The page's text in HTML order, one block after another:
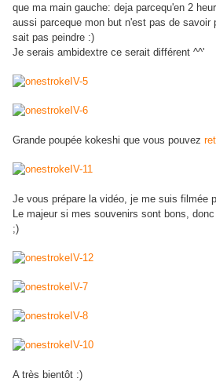
que ma main gauche: deja parcequ'en 2
aussi parceque mon but n'est pas de savoir
sait pas peindre :)
Je serais ambidextre ce serait différent ^^'
Grande poupée kokeshi que vous pouvez
Je vous prépare la vidéo, je me suis filmée
Le majeur si mes souvenirs sont bons,
;)
A très bientôt :)